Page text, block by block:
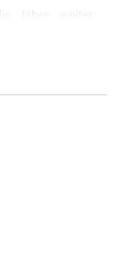
Gläser an. Die
glatt. Die